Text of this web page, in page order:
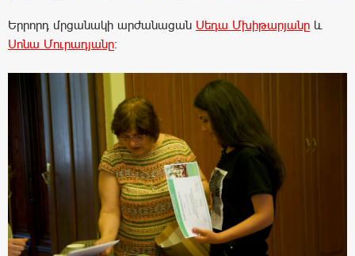
Երրորդ մրցանակի արժանացան Սեդա Մխիթարյանը և
Սոնա Մուրադյանը: